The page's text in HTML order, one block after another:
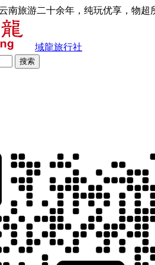
南旅游二十余年，纯玩优享，物超
域龍旅行社
搜索